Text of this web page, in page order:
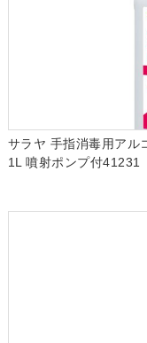
サラヤ 手指消毒用アル
1L 噴射ポンプ付41231